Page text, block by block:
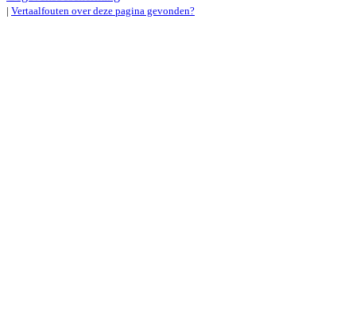
| Vertaalfouten over deze pagina gevonden?